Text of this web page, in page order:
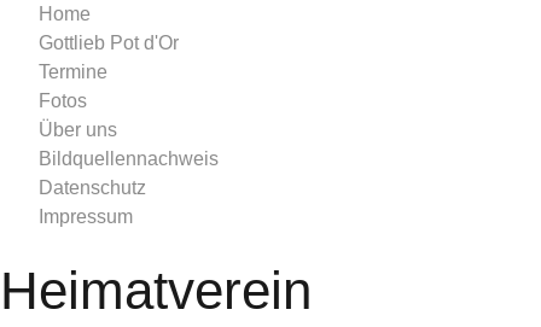
Home
Gottlieb Pot d'Or
Termine
Fotos
Über uns
Bildquellennachweis
Datenschutz
Impressum
Heimatverein